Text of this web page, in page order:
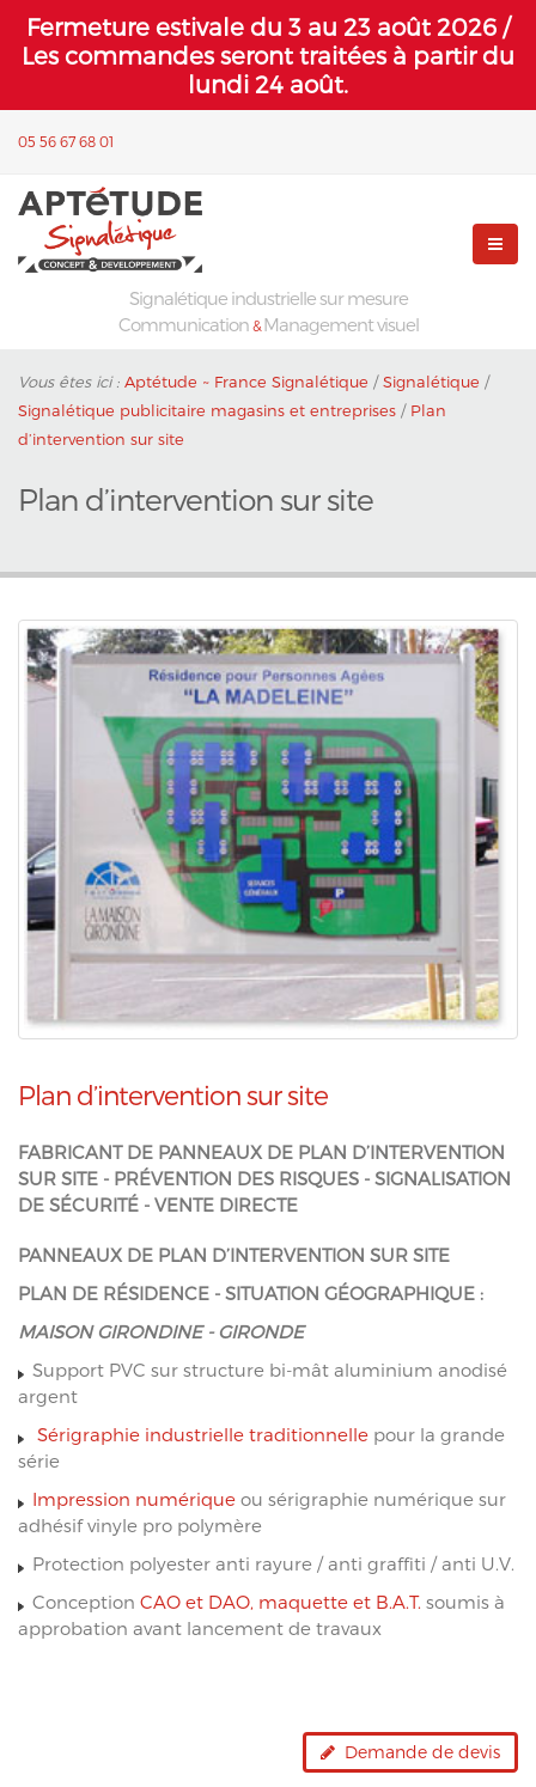
Fermeture estivale du 3 au 23 août 2026 /
Les commandes seront traitées à partir du
lundi 24 août.
05 56 67 68 01
Signalétique industrielle sur mesure
Communication & Management visuel
Vous êtes ici : Aptétude ~ France Signalétique /Signalétique /
Signalétique publicitaire magasins et entreprises / Plan
d’intervention sur site
Plan d’intervention sur site
Plan d’intervention sur site
FABRICANT DE PANNEAUX DE PLAN D’INTERVENTION
SUR SITE - PRÉVENTION DES RISQUES - SIGNALISATION
DE SÉCURITÉ - VENTE DIRECTE
PANNEAUX DE PLAN D’INTERVENTION SUR SITE
PLAN DE RÉSIDENCE - SITUATION GÉOGRAPHIQUE :
MAISON GIRONDINE - GIRONDE
Support PVC sur structure bi-mât aluminium anodisé
argent
Sérigraphie industrielle traditionnelle pour la grande
série
Impression numérique ou sérigraphie numérique sur
adhésif vinyle pro polymère
Protection polyester anti rayure / anti graffiti / anti U.V.
Conception CAO et DAO, maquette et B.A.T. soumis à
approbation avant lancement de travaux
Demande de devis